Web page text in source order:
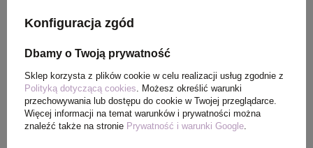
Odkryj Ice-Watch Cosmos Vanilla S, elegancki
zegarek łączący nowoczesny design z
codzienną trwałością. Ten model 37mm ma
elastyczny pasek silikonowy w delikatnym
Konfiguracja zgód
Dbamy o Twoją prywatność
Sklep korzysta z plików cookie w celu realizacji usług zgodnie z
Polityką dotyczącą cookies . Możesz określić warunki
przechowywania lub dostępu do cookie w Twojej przeglądarce.
Więcej informacji na temat warunków i prywatności można
znaleźć także na stronie Prywatność i warunki Google